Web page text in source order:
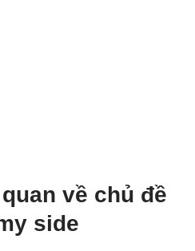
về chủ đề
side